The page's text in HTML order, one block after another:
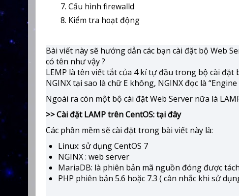
7. Cấu hình firewalld
8. Kiểm tra hoạt động
Bài viết này sẽ hướng dẫn các bạn cài đặt bộ Web
có tên như vậy ?
LEMP là tên viết tắt của 4 kí tự đầu trong bộ cài đặt
NGINX tại sao là chữ E không, NGINX đọc là
Ngoài ra còn một bộ cài đặt Web Server nữa là
>> Cài đặt LAMP trên CentOS: tại đây
Các phần mềm sẽ cài đặt trong bài viết này là:
Linux: sử dụng CentOS 7
NGINX : web server
MariaDB: là phiên bản mã nguồn đóng được
PHP phiên bản 5.6 hoặc 7.3 ( cân nhắc khi sử